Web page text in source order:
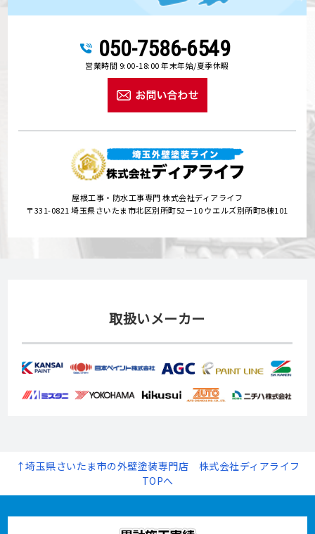
050-7586-6549
営業時間 9:00-18:00 年末年始/夏季休暇
屋根工事・防水工事専門 株式会社ディアライフ
〒331-0821 埼玉県さいたま市北区別所町52－10 ウエルズ別所町B棟101
取扱いメーカー
↑埼玉県さいたま市の外壁塗装専門店 株式会社ディアライフ
TOPへ